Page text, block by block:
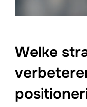
Welke